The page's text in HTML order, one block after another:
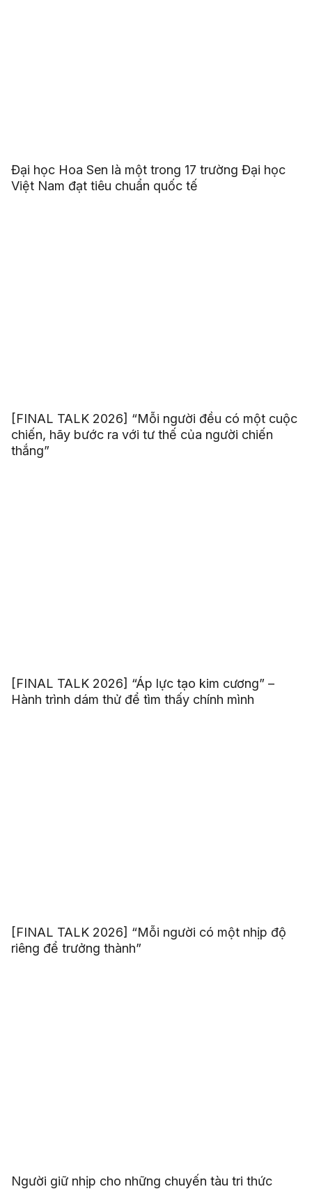
Đại học Hoa Sen là một trong 17 trường Đại học
Việt Nam đạt tiêu chuẩn quốc tế
[FINAL TALK 2026] “Mỗi người đều có một cuộc
chiến, hãy bước ra với tư thế của người chiến
thắng”
[FINAL TALK 2026] “Áp lực tạo kim cương” –
Hành trình dám thử để tìm thấy chính mình
[FINAL TALK 2026] “Mỗi người có một nhịp độ
riêng để trưởng thành”
Người giữ nhịp cho những chuyến tàu tri thức